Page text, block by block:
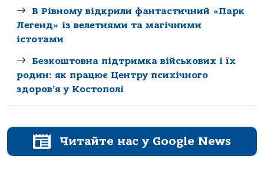
В Рівному відкрили фантастичний «Парк
Легенд» із велетнями та магічними
істотами
Безкоштовна підтримка військових і їх
родин: як працює Центру психічного
здоров’я у Костополі
Читайте нас у Google News